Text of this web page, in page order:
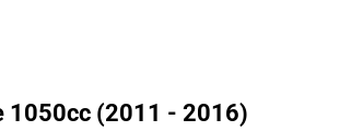
1050cc (2011 - 2016)